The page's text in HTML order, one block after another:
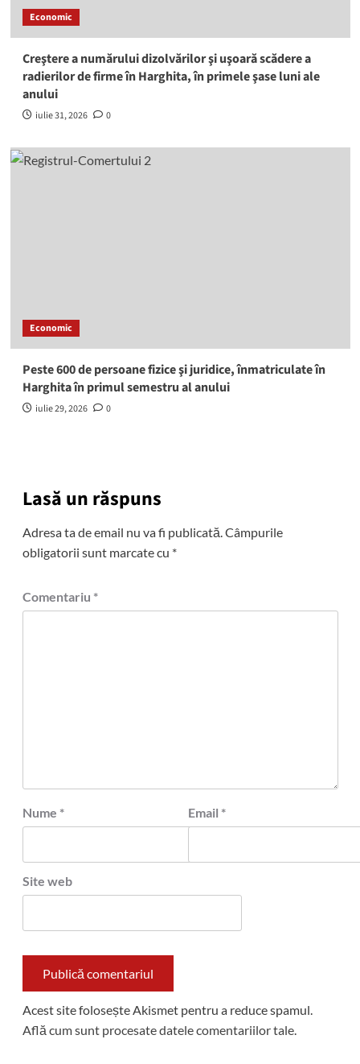
Economic
Creştere a numărului dizolvărilor şi uşoară scădere a
radierilor de firme în Harghita, în primele şase luni ale
anului
iulie 31, 2026 0
Economic
Peste 600 de persoane fizice şi juridice, înmatriculate în
Harghita în primul semestru al anului
iulie 29, 2026 0
Lasă un răspuns
Adresa ta de email nu va fi publicată.Câmpurile
obligatorii sunt marcate cu *
Comentariu *
Nume * Email *
Site web
Acest site folosește Akismet pentru a reduce spamul.
Află cum sunt procesate datele comentariilor tale.